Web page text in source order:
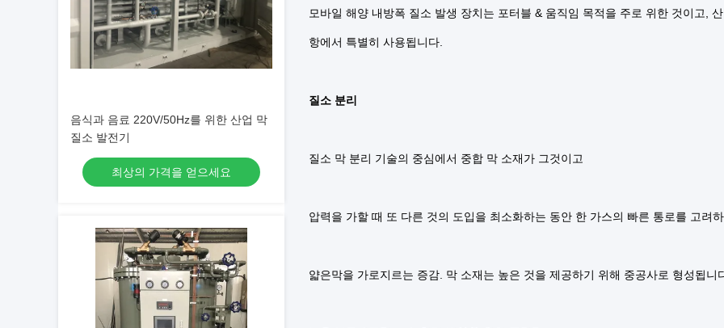
음식과 음료 220V/50Hz를 위한 산업 막
질소 발전기
최상의 가격을 얻으세요
모바일 해양 내방폭 질소 발생 장치는 포터블 & 움직임 목적을 주로 위한 것이고,
항에서 특별히 사용됩니다.
질소 분리
질소 막 분리 기술의 중심에서 중합 막 소재가 그것이고
압력을 가할 때 또 다른 것의 도입을 최소화하는 동안 한 가스의 빠른 통로를 고려
얇은막을 가로지르는 증감. 막 소재는 높은 것을 제공하기 위해 중공사로 형성됩니